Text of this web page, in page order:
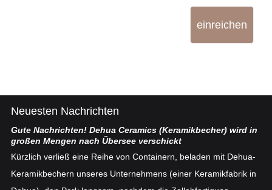
einreichen
Neuesten Nachrichten
Gute Nachrichten! Dehua Ceramics (Keramikbecher) wird in
großen Mengen nach Übersee verschickt
Kürzlich verließ eine Reihe von Containern, beladen mit Dehua-
Keramikbechern unseres Unternehmens (einer Keramikfabrik in